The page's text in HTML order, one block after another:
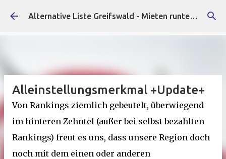
Direkt zum Hauptbereich Alternative Liste Greifswald - Mieten runter, Faschist*innen raus!
Alleinstellungsmerkmal +Update+
Von Rankings ziemlich gebeutelt, überwiegend
im hinteren Zehntel (außer bei selbst bezahlten
Rankings) freut es uns, dass unsere Region doch
noch mit dem einen oder anderen